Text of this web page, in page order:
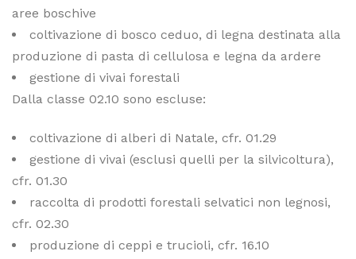
aree boschive
coltivazione di bosco ceduo, di legna destinata alla
produzione di pasta di cellulosa e legna da ardere
gestione di vivai forestali
Dalla classe 02.10 sono escluse:
coltivazione di alberi di Natale, cfr. 01.29
gestione di vivai (esclusi quelli per la silvicoltura),
cfr. 01.30
raccolta di prodotti forestali selvatici non legnosi,
cfr. 02.30
produzione di ceppi e trucioli, cfr. 16.10